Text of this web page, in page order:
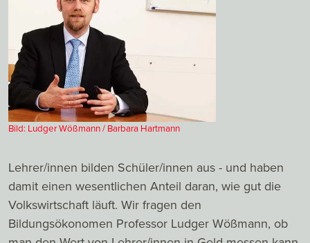
Bild: Ludger Wößmann / Barbara Hartmann
Lehrer/innen bilden Schüler/innen aus - und haben
damit einen wesentlichen Anteil daran, wie gut die
Volkswirtschaft läuft. Wir fragen den
Bildungsökonomen Professor Ludger Wößmann, ob